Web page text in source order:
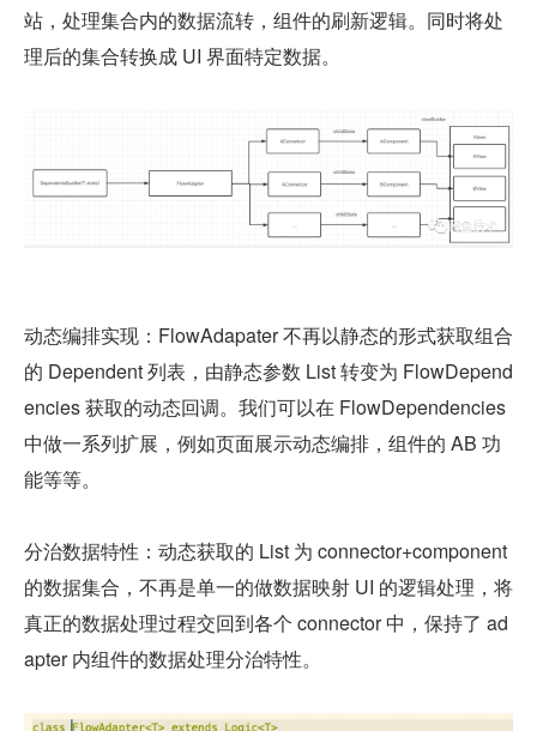
站，处理集合内的数据流转，组件的刷新逻辑。同时将处
理后的集合转换成 UI 界面特定数据。
动态编排实现：FlowAdapater 不再以静态的形式获取组合
的 Dependent 列表，由静态参数 List 转变为 FlowDepend
encies 获取的动态回调。我们可以在 FlowDependencies
中做一系列扩展，例如页面展示动态编排，组件的 AB 功
能等等。
分治数据特性：动态获取的 List 为 connector+component
的数据集合，不再是单一的做数据映射 UI 的逻辑处理，将
真正的数据处理过程交回到各个 connector 中，保持了 ad
apter 内组件的数据处理分治特性。